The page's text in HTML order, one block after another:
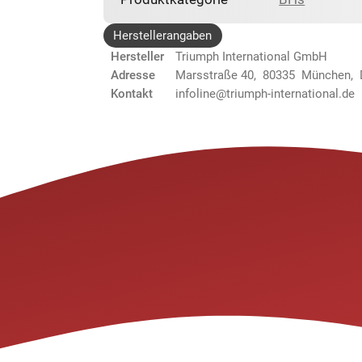
Herstellerangaben
Hersteller
Triumph International GmbH
Adresse
Marsstraße 40, 80335 München,
Kontakt
infoline@triumph-international.de